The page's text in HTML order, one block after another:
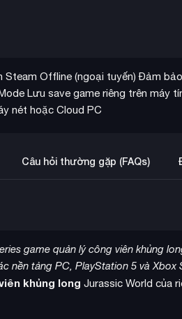
Steam Offline (ngoại tuyến) Đảm
Lưu save game riêng trên máy
nét hoặc Cloud PC
Câu hỏi thường gặp (FAQs)
game quản lý công viên khủng
nền tảng PC, PlayStation 5 và Xbox
khủng long Jurassic World của